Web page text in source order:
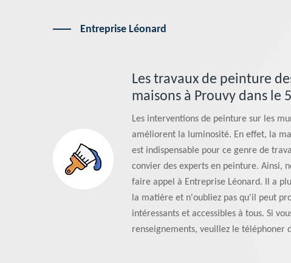
Entreprise Léonard
Les travaux de peinture
maisons à Prouvy dans le
Les interventions de peinture sur les
améliorent la luminosité. En effet, la
est indispensable pour ce genre de
convier des experts en peinture. Ainsi,
faire appel à Entreprise Léonard. Il a
la matière et n'oubliez pas qu'il peut
intéressants et accessibles à tous. Si
renseignements, veuillez le téléphoner